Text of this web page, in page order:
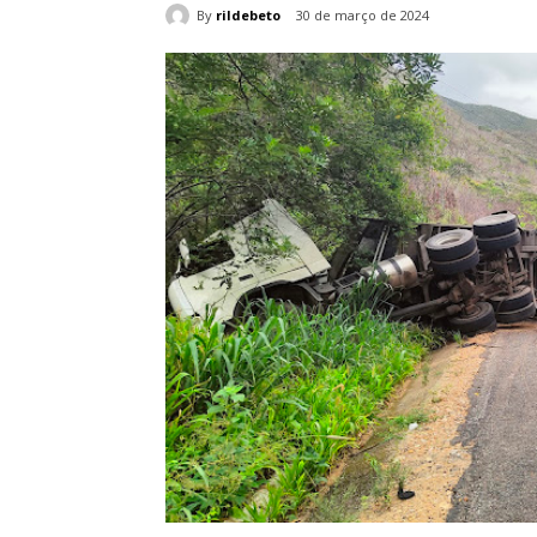
By rildebeto 30 de março de 2024